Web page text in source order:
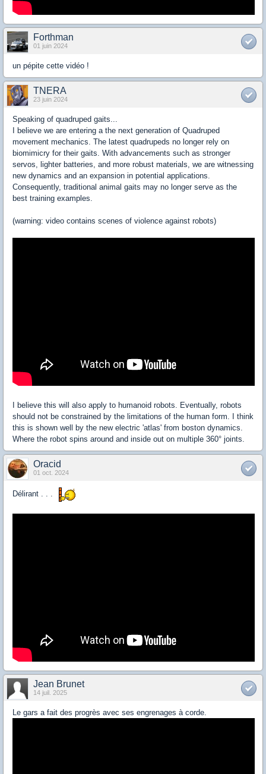
Forthman
01 juin 2024
un pépite cette vidéo !
TNERA
23 juin 2024
Speaking of quadruped gaits...
I believe we are entering a the next generation of Quadruped
movement mechanics. The latest quadrupeds no longer rely on
biomimicry for their gaits. With advancements such as stronger
servos, lighter batteries, and more robust materials, we are witnessing
new dynamics and an expansion in potential applications.
Consequently, traditional animal gaits may no longer serve as the
best training examples.
(warning: video contains scenes of violence against robots)
I believe this will also apply to humanoid robots. Eventually, robots
should not be constrained by the limitations of the human form. I think
this is shown well by the new electric 'atlas' from boston dynamics.
Where the robot spins around and inside out on multiple 360° joints.
Oracid
01 oct. 2024
Délirant . . .
Jean Brunet
14 juil. 2025
Le gars a fait des progrès avec ses engrenages à corde.